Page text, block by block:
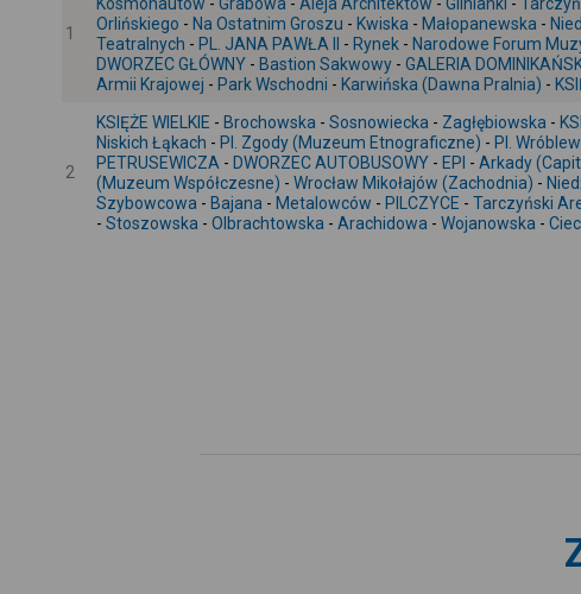
1
Orlińskiego - Na Ostatnim Groszu - Kwiska - Małopanewska -
Teatralnych - PL. JANA PAWŁA II - Rynek - Narodowe Forum
DWORZEC GŁÓWNY - Bastion Sakwowy - GALERIA
Armii Krajowej - Park Wschodni - Karwińska (Dawna Pralnia) -
2
KSIĘŻE WIELKIE - Brochowska - Sosnowiecka - Zagłębiowska -
Niskich Łąkach - Pl. Zgody (Muzeum Etnograficzne) - Pl.
PETRUSEWICZA - DWORZEC AUTOBUSOWY - EPI - Arkady
(Muzeum Współczesne) - Wrocław Mikołajów (Zachodnia) -
Szybowcowa - Bajana - Metalowców - PILCZYCE - Tarczyński
- Stoszowska - Olbrachtowska - Arachidowa - Wojanowska -